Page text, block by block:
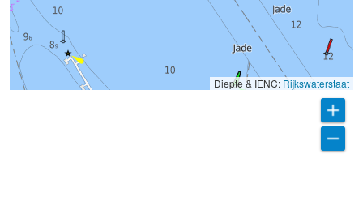
Diepte & IENC: Rijkswaterstaat